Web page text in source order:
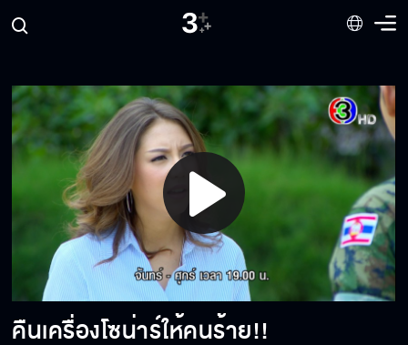
Play
Video
คืนเครื่องโซน่าร์ให้คนร้าย!!
ระเริงชล